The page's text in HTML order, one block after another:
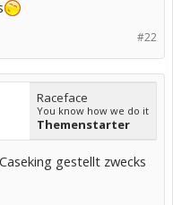
#22
Raceface
You know how we do it
Themenstarter
gestellt zwecks